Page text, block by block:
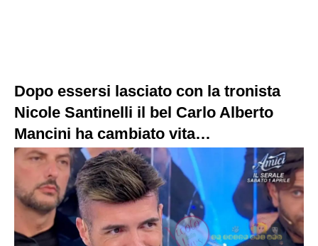
Dopo essersi lasciato con la tronista
Nicole Santinelli il bel Carlo Alberto
Mancini ha cambiato vita…